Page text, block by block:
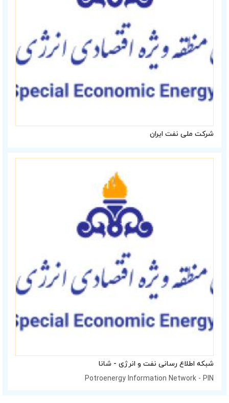
شرکت ملی نفت ایران
شبکه اطلاع رسانی نفت و انرژی - شانا
Potroenergy Information Network - PIN